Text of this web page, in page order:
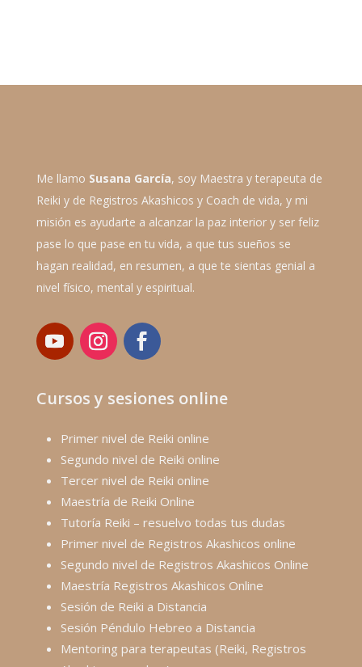
Me llamo Susana García, soy Maestra y terapeuta de
Reiki y de Registros Akashicos y Coach de vida, y mi
misión es ayudarte a alcanzar la paz interior y ser feliz
pase lo que pase en tu vida, a que tus sueños se
hagan realidad, en resumen, a que te sientas genial a
nivel físico, mental y espiritual.
Cursos y sesiones online
Primer nivel de Reiki online
Segundo nivel de Reiki online
Tercer nivel de Reiki online
Maestría de Reiki Online
Tutoría Reiki – resuelvo todas tus dudas
Primer nivel de Registros Akashicos online
Segundo nivel de Registros Akashicos Online
Maestría Registros Akashicos Online
Sesión de Reiki a Distancia
Sesión Péndulo Hebreo a Distancia
Mentoring para terapeutas (Reiki, Registros